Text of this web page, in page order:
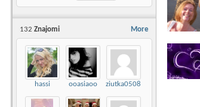
More
132 Znajomi
hassi ooasiaoo ziutka0508